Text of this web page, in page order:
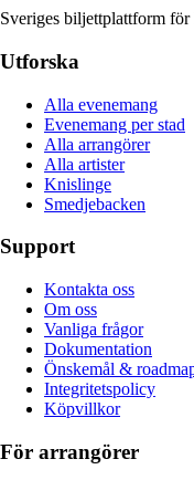
Sveriges biljettplattform
Utforska
Alla evenemang
Evenemang per stad
Alla arrangörer
Alla artister
Knislinge
Smedjebacken
Support
Kontakta oss
Om oss
Vanliga frågor
Dokumentation
Önskemål &
Integritetspolicy
Köpvillkor
För arrangörer